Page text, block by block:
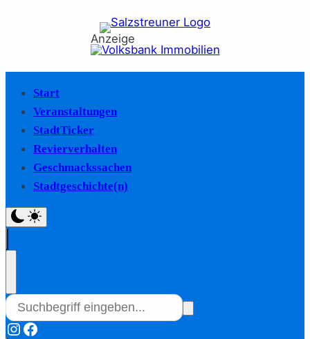
Anzeige
Start
Veranstaltungen
StadtTicker
Revierverhalten
Geschmackssachen
Stadtgeschichte(n)
Instagram
Facebook